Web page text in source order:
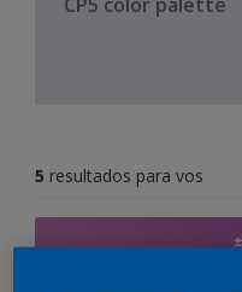
5 resultados para vos